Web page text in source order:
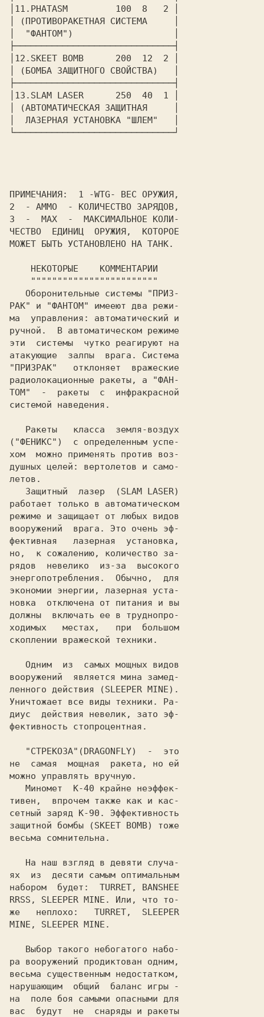
│11. PHATASM
         100  8   2 │
│ (ПРОТИВОРАКЕТНАЯ СИСТЕМА     │
│  "ФАНТОМ")                   │
├──────────────────────────────┤
│12. SKEET BOMB
      200  12  2 │
│ (БОМБА ЗАЩИТНОГО СВОЙСТВА)   │
├──────────────────────────────┤
│13. SLAM LASER
      250  40  1 │
│ (АВТОМАТИЧЕСКАЯ ЗАЩИТНАЯ     │
│  ЛАЗЕРНАЯ УСТАНОВКА "ШЛЕМ"   │
└──────────────────────────────┘
ПРИМЕЧАНИЯ: 1 -WTG
2
  -
AMMO
3
  -
МАХ
  -  МАКСИМАЛЬНОЕ КОЛИ-
ЧЕСТВО  ЕДИНИЦ  ОРУЖИЯ,  КОТОРОЕ
МОЖЕТ БЫТЬ УСТАНОВЛЕНО НА ТАНК.
   Оборонительные системы "
ПРИЗ-
РАК" и "ФАНТОМ" имееют два режи-
ма  управления: автоматический и
ручной.  В автоматическом режиме
эти  системы  чутко реагируют на
атакующие  залпы  врага. Система
"ПРИЗРАК"   отклоняет  вражеские
радиолокационные ракеты, а "ФАН-
ТОМ"  -  ракеты  с  инфракрасной
системой наведения.
("ФЕНИКС")  с определенным успе-
хом  можно применять против воз-
душных целей: вертолетов и само-
летов.
   Защитный  лазер  (
SLAM LASER)
работает только в автоматическом
режиме и защищает от любых видов
вооружений  врага. Это очень эф-
фективная   лазерная  установка,
но,  к сожалению, количество за-
рядов  невелико  из-за  высокого
энергопотребления.  Обычно,  для
экономии энергии, лазерная уста-
новка  отключена от питания и вы
должны  включать ее в труднопро-
ходимых   местах,   при  большом
скоплении вражеской техники.
вооружений  является мина замед-
ленного действия (SLEEPER MINE).
Уничтожает все виды техники. Ра-
диус  действия невелик, зато эф-
фективность стопроцентная.
"СТРЕКОЗА" (DRAGONFLY)  -  это
не  самая  мощная  ракета, но ей
можно управлять вручную.
   Миномет
К-40 крайне неэффек-
тивен,  впрочем также как и кас-
сетный заряд К-90 . Эффективность
защитной бомбы (SKEET BOMB) тоже
весьма сомнительна.
ях  из  десяти самым оптимальным
набором  будет: TURRET,
BANSHEE
RRSS , SLEEPER MINE . Или, что то-
же   неплохо: TURRET,
SLEEPER
MINE , SLEEPER MINE .
ра вооружений продиктован одним,
весьма существенным недостатком,
нарушающим  общий  баланс игры -
на  поле боя самыми опасными для
вас  будут  не  снаряды и ракеты